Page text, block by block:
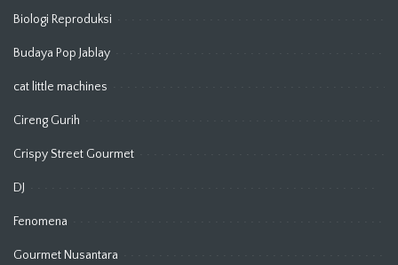
Biologi Reproduksi
Budaya Pop Jablay
cat little machines
Cireng Gurih
Crispy Street Gourmet
DJ
Fenomena
Gourmet Nusantara